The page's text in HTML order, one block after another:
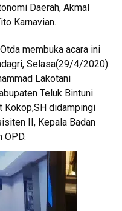
Daerah, Akmal
Karnavian.
membuka acara ini
Selasa(29/4/2020).
Lakotani
Teluk Bintuni
Kokop,SH didampingi
II, Kepala Badan
OPD.